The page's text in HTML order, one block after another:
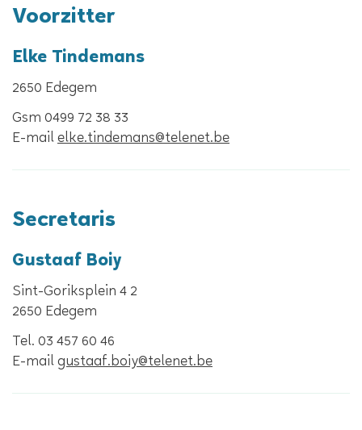
Voorzitter
Elke Tindemans
,2650 Edegem
Gsm 0499 72 38 33
E-
elke.tindemans@telenet.be
Secretaris
Gustaaf Boiy
Sint-Goriksplein 4 2
,2650 Edegem
Tel. 03 457 60 46
E-
gustaaf.boiy@telenet.be